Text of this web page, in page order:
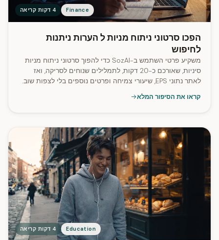
Finance 4 דקות קריאה
הפכו סרטוני ניתוח מניות ל הערות ניתנות
לחיפוש
משקיע פרטי השתמש ב-SozAI כדי להפוך סרטוני ניתוח מניות
סיניות, שאורכם כ-20 דקות, לתמלילים שנוחים לסריקה, ואז
לאתר נתוני EPS, שיעורי צמיחה ופרטים נוספים בלי לצפות שוב.
קראו את הסיפור המלא
Education 4 דקות קריאה